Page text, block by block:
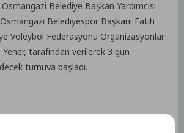
Belediye Başkan Yardımcısı
Belediyespor Başkanı Fatih
Voleybol Federasyonu Organizasyonlar
tarafından verilerek 3 gün
turnuva başladı.